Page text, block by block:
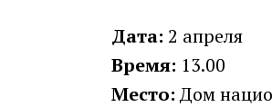
Дата: 2 апреля
Время: 13.00
Место:Дом